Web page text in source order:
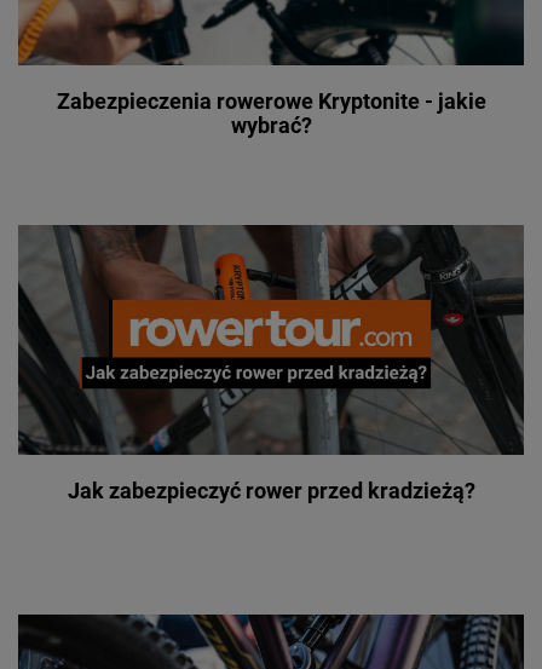
Zabezpieczenia rowerowe Kryptonite - jakie
wybrać?
Jak zabezpieczyć rower przed kradzieżą?